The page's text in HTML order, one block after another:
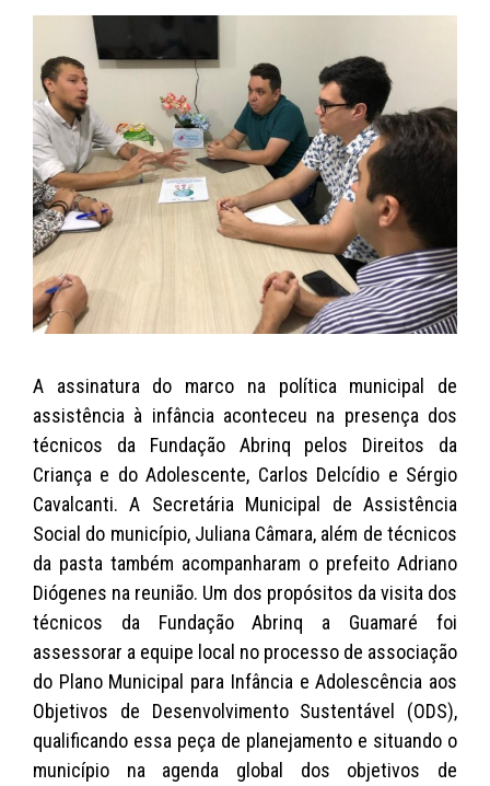
A assinatura do marco na política municipal de
assistência à infância aconteceu na presença dos
técnicos da Fundação Abrinq pelos Direitos da
Criança e do Adolescente, Carlos Delcídio e Sérgio
Cavalcanti. A Secretária Municipal de Assistência
Social do município, Juliana Câmara, além de técnicos
da pasta também acompanharam o prefeito Adriano
Diógenes na reunião. Um dos propósitos da visita dos
técnicos da Fundação Abrinq a Guamaré foi
assessorar a equipe local no processo de associação
do Plano Municipal para Infância e Adolescência aos
Objetivos de Desenvolvimento Sustentável (ODS),
qualificando essa peça de planejamento e situando o
município na agenda global dos objetivos de